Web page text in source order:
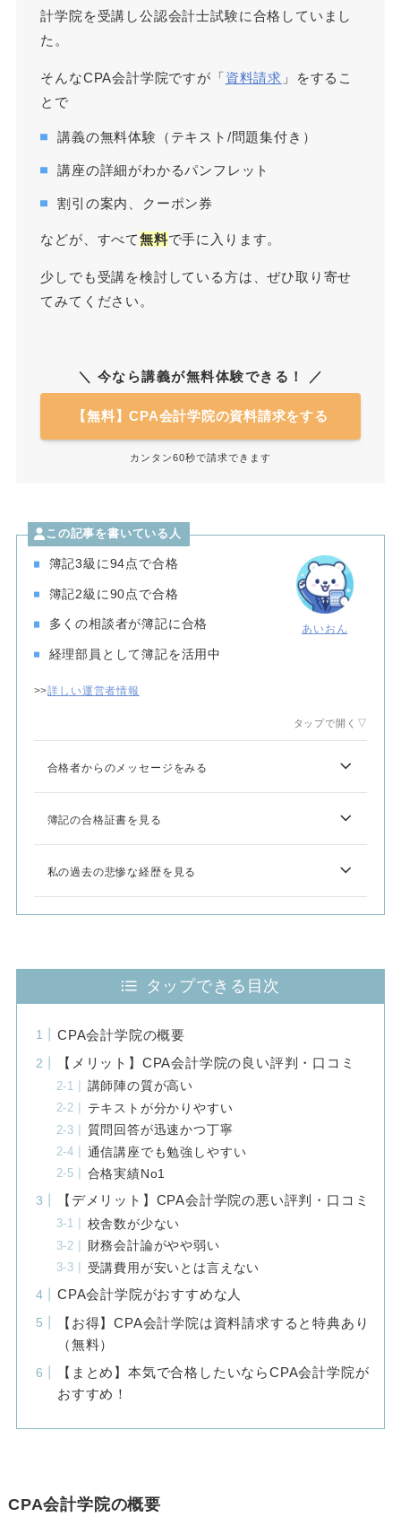
計学院を受講し公認会計士試験に合格していまし
た。
そんなCPA会計学院ですが「資料請求 」をするこ
とで
講義の無料体験（テキスト/問題集付き）
講座の詳細がわかるパンフレット
割引の案内、クーポン券
などが、すべて無料で手に入ります。
少しでも受講を検討している方は、ぜひ取り寄せ
てみてください。
＼ 今なら講義が無料体験できる！ ／
【無料】CPA会計学院の資料請求をする
カンタン60秒で請求できます
この記事を書いている人
簿記3級に94点で合格
簿記2級に90点で合格
多くの相談者が簿記に合格
経理部員として簿記を活用中
>>詳しい運営者情報
あいおん
タップで開く▽
合格者からのメッセージをみる
簿記の合格証書を見る
私の過去の悲惨な経歴を見る
タップできる目次
CPA会計学院の概要
【メリット】CPA会計学院の良い評判・口コミ
講師陣の質が高い
テキストが分かりやすい
質問回答が迅速かつ丁寧
通信講座でも勉強しやすい
合格実績No1
【デメリット】CPA会計学院の悪い評判・口コミ
校舎数が少ない
財務会計論がやや弱い
受講費用が安いとは言えない
CPA会計学院がおすすめな人
【お得】CPA会計学院は資料請求すると特典あり
（無料）
【まとめ】本気で合格したいならCPA会計学院が
おすすめ！
CPA会計学院の概要